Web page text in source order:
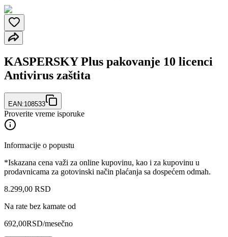
KASPERSKY Plus pakovanje 10 licenci
Antivirus zaštita
EAN:108533
Proverite vreme isporuke
Informacije o popustu
*Iskazana cena važi za online kupovinu, kao i za kupovinu u
prodavnicama za gotovinski način plaćanja sa dospećem odmah.
8.299,00 RSD
Na rate bez kamate od
692,00RSD/mesečno